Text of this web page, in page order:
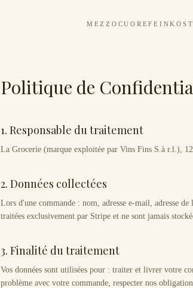
MEZZOCUORE
Politique de
1. Responsable du traitement
La Grocerie (marque exploitée par Vins Fins S.à r.l.),
2. Données collectées
Lors d'une commande : nom, adresse e-mail, adresse
traitées exclusivement par Stripe et ne sont jamais
3. Finalité du traitement
Vos données sont utilisées pour : traiter et livrer votre
problème avec votre commande, respecter nos